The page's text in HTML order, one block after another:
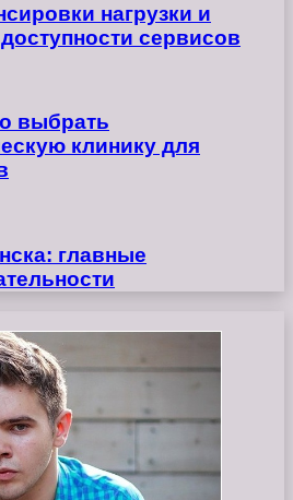
нагрузки и
сервисов
выбрать
клинику для
главные